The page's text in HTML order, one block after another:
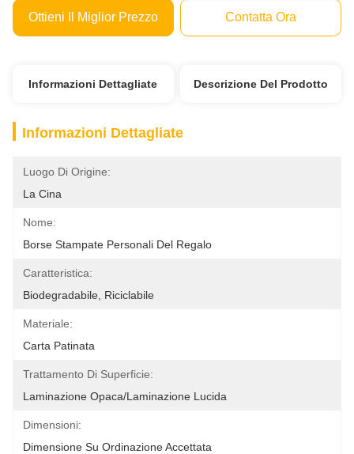
Ottieni Il Miglior Prezzo Contatta Ora
Informazioni Dettagliate Descrizione Del Prodotto
Informazioni Dettagliate
Luogo Di Origine:
La Cina
Nome:
Borse Stampate Personali Del Regalo
Caratteristica:
Biodegradabile, Riciclabile
Materiale:
Carta Patinata
Trattamento Di Superficie:
Laminazione Opaca/laminazione Lucida
Dimensioni:
Dimensione Su Ordinazione Accettata